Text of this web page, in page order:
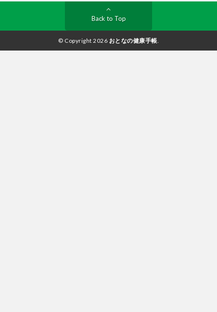
Back to Top
© Copyright 2026 おとなの健康手帳